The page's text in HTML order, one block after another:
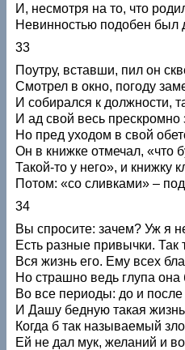
И, несмотря на то, что
Невинностью подобен был
33
Поутру, вставши, пил он
Смотрел в окно, погоду
И собирался к должности,
И ад свой весь прескромно
Но пред уходом в свой
Он в книжке отмечал, «что
Такой-то у него», и книжку
Потом: «со сливками» –
34
Вы спросите: зачем? Уж я
Есть разные привычки. Так
Вся жизнь его. Ему всех
Но страшно ведь глупа она
Во все периоды: до и
И Дашу бедную такая
Когда б так называемый
Ей не дал мук, желаний и